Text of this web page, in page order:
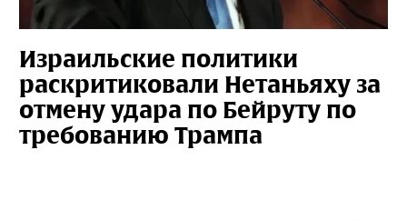
Израильские политики
раскритиковали Нетаньяху за
отмену удара по Бейруту по
требованию Трампа